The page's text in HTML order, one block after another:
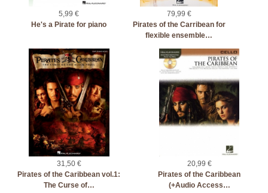
5,99 €
He's a Pirate for piano
79,99 €
Pirates of the Carribean for
flexible ensemble…
31,50 €
Pirates of the Caribbean vol.1:
The Curse of…
20,99 €
Pirates of the Caribbean
(+Audio Access…